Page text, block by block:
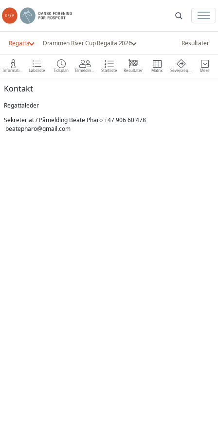
Regatta Drammen River Cup Regatta 2026 Resultater
Information Løbsliste Tidsplan Tilmeldinger Startliste Resultater Matrix Søvejsregler Mere
Kontakt
Regattaleder
Sekreteriat / Påmelding Beate Pharo +47 906 60 478
beatepharo@gmail.com